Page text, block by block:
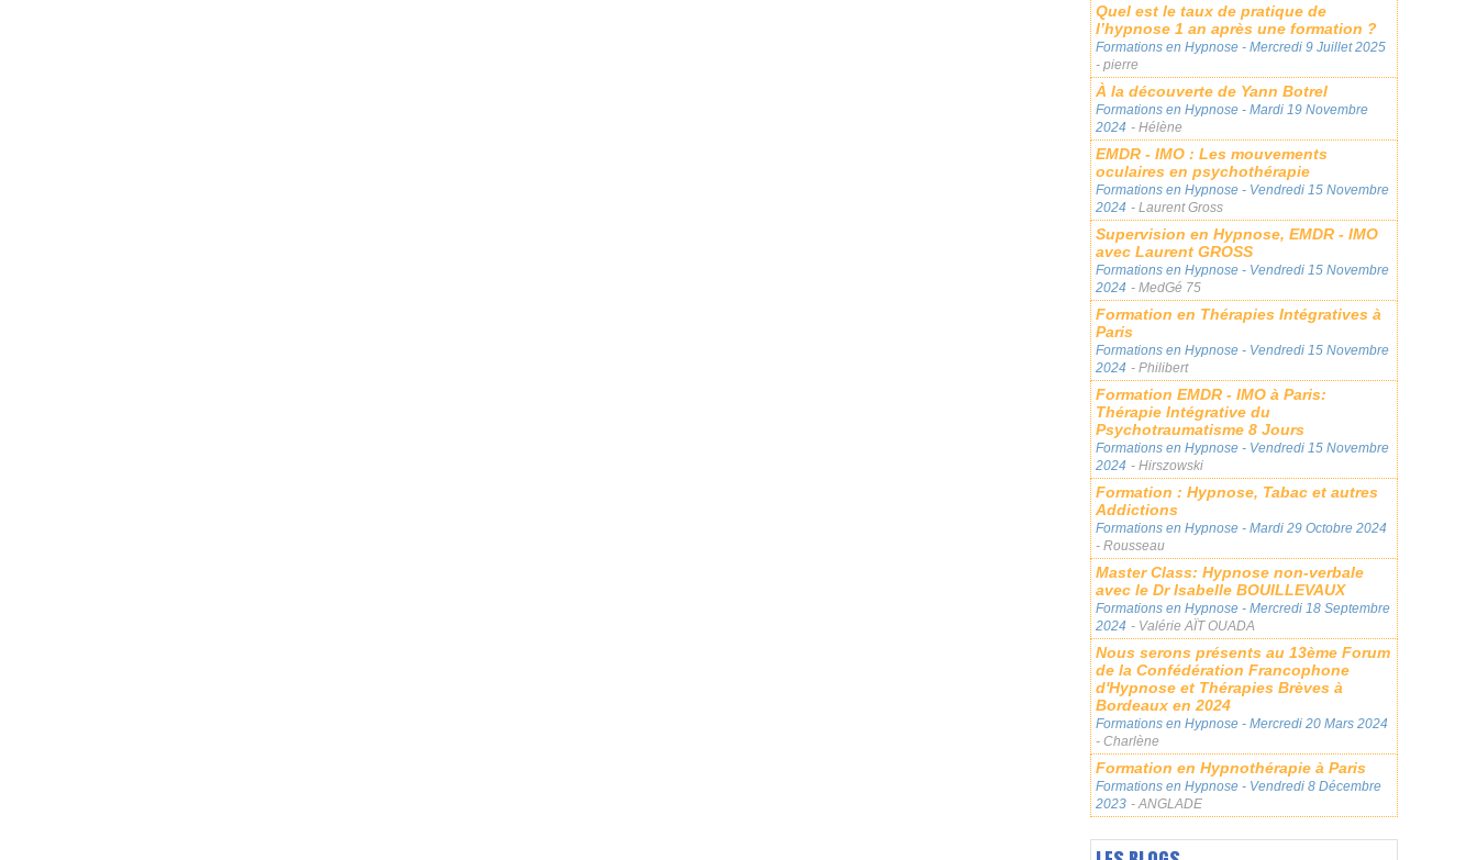
Quel est le taux de pratique de
l’hypnose 1 an après une formation ?
Formations en Hypnose - Mercredi 9 Juillet 2025
- pierre
À la découverte de Yann Botrel
Formations en Hypnose - Mardi 19 Novembre
2024 - Hélène
EMDR - IMO : Les mouvements
oculaires en psychothérapie
Formations en Hypnose - Vendredi 15 Novembre
2024 - Laurent Gross
Supervision en Hypnose, EMDR - IMO
avec Laurent GROSS
Formations en Hypnose - Vendredi 15 Novembre
2024 - MedGé 75
Formation en Thérapies Intégratives à
Paris
Formations en Hypnose - Vendredi 15 Novembre
2024 - Philibert
Formation EMDR - IMO à Paris:
Thérapie Intégrative du
Psychotraumatisme 8 Jours
Formations en Hypnose - Vendredi 15 Novembre
2024 - Hirszowski
Formation : Hypnose, Tabac et autres
Addictions
Formations en Hypnose - Mardi 29 Octobre 2024
- Rousseau
Master Class: Hypnose non-verbale
avec le Dr Isabelle BOUILLEVAUX
Formations en Hypnose - Mercredi 18 Septembre
2024 - Valérie AÏT OUADA
Nous serons présents au 13ème Forum
de la Confédération Francophone
d'Hypnose et Thérapies Brèves à
Bordeaux en 2024
Formations en Hypnose - Mercredi 20 Mars 2024
- Charlène
Formation en Hypnothérapie à Paris
Formations en Hypnose - Vendredi 8 Décembre
2023 - ANGLADE